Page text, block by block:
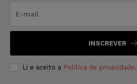
INSCREVER
Li e aceito a Política de privacidade.